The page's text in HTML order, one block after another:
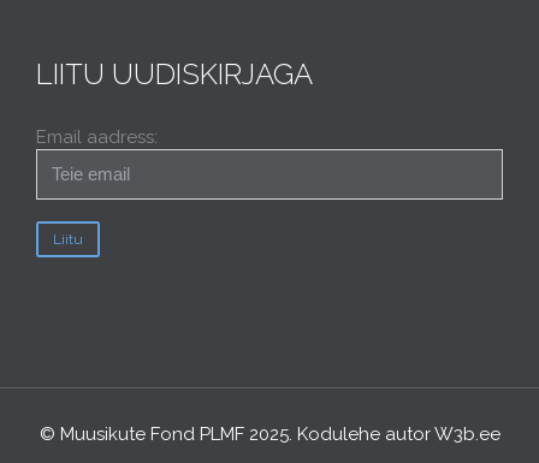
LIITU UUDISKIRJAGA
Email aadress:
© Muusikute Fond PLMF 2025. Kodulehe autorW3b.ee